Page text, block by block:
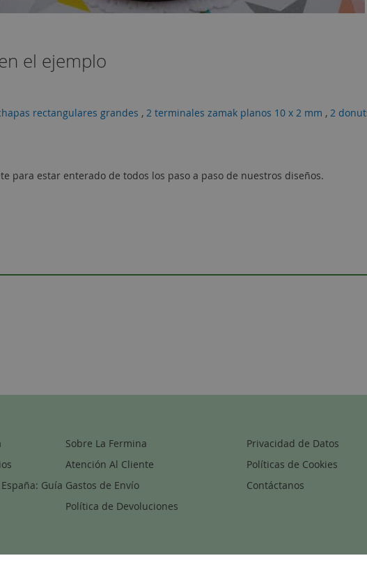
el ejemplo
rectangulares grandes ,2 terminales zamak planos 10 x 2 mm ,2
para estar enterado de todos los paso a paso de nuestros diseños.
Guía
Sobre La Fermina
Atención Al Cliente
Gastos de Envío
Política de Devoluciones
Privacidad de Datos
Políticas de Cookies
Contáctanos